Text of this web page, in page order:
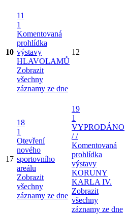
10
11
1
Komentovaná
prohlídka
výstavy
HLAVOLAMŮ
Zobrazit
všechny
záznamy ze dne
12
17
18
1
Otevření
nového
sportovního
areálu
Zobrazit
všechny
záznamy ze dne
19
1
VYPRODÁNO
/ /
Komentovaná
prohlídka
výstavy
KORUNY
KARLA IV.
Zobrazit
všechny
záznamy ze dne